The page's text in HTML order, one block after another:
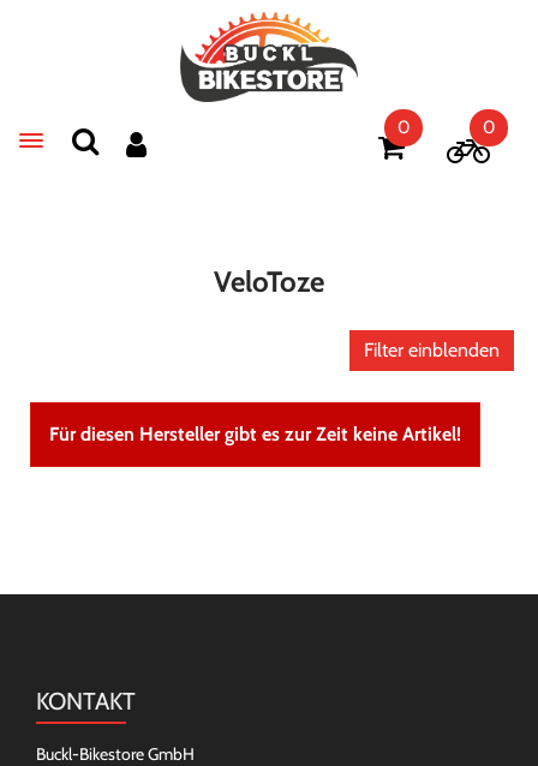
Toggle navigation
0 0
VeloToze
Filter einblenden
Für diesen Hersteller gibt es zur Zeit keine Artikel!
KONTAKT
Buckl-Bikestore GmbH